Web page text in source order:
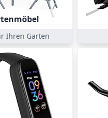
Ihren Garten